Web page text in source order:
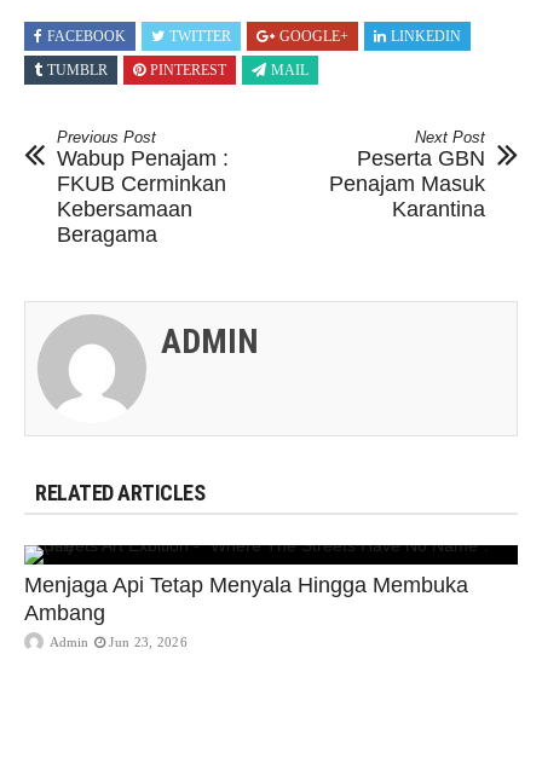
FACEBOOK TWITTER GOOGLE+
LINKEDIN
TUMBLR
PINTEREST MAIL
Previous Post
Wabup Penajam :
FKUB Cerminkan
Kebersamaan
Beragama
Next Post
Peserta GBN
Penajam Masuk
Karantina
ADMIN
RELATED ARTICLES
Menjaga Api Tetap Menyala Hingga Membuka
Ambang
Admin Jun 23, 2026